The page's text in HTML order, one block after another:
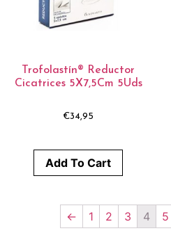
Trofolastín® Reductor
Cicatrices 5X7,5Cm 5Uds
€34,95
Add To Cart
← 1 2 3 4 5